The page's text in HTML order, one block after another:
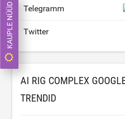
Telegramm
Twitter
AI RIG COMPLEX
TRENDID
KAUPLE NÜÜD